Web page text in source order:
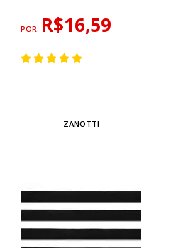
POR: R$16,59
ZANOTTI